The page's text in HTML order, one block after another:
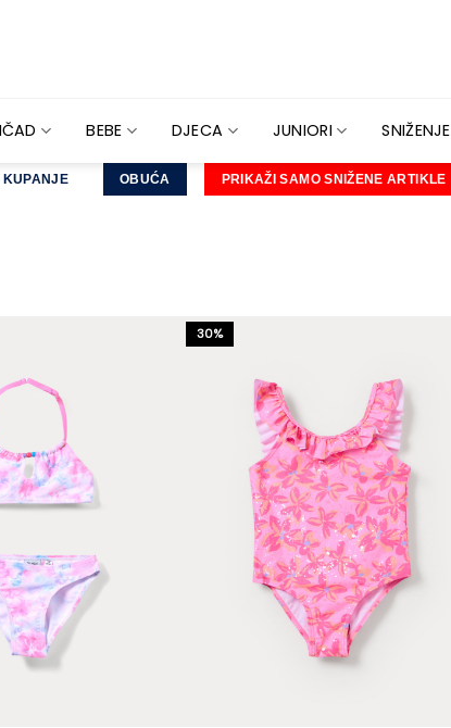
BEBE DJECA JUNIORI SNIŽENJE
KUPANJE OBUĆA PRIKAŽI SAMO SNIŽENE ARTIKLE
30%